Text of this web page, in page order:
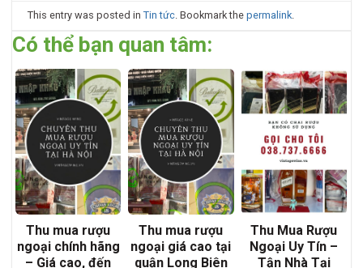
This entry was posted inTin tức . Bookmark thepermalink
Có thể bạn quan tâm:
Thu mua rượu
ngoại chính hãng
– Giá cao, đến
Thu mua rượu
ngoại giá cao tại
quận Long Biên
Thu Mua Rượu
Ngoại Uy Tín –
Tận Nhà Tại